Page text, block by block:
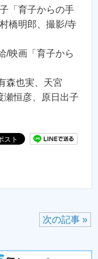
「育子からの手
橋明郎、撮影/寺
/映画「育子から
森也実、天宮
瀬恒彦、原日出子
次の記事 »